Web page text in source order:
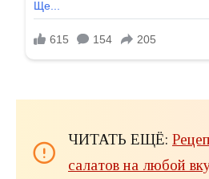
ЧИТАТЬ ЕЩЁ:
салатов на любой